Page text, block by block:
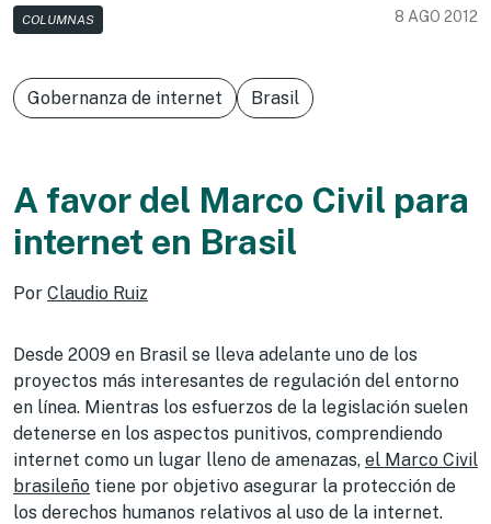
COLUMNAS 8 AGO 2012
Gobernanza de internet Brasil
A favor del Marco Civil para
internet en Brasil
Por Claudio Ruiz
Desde 2009 en Brasil se lleva adelante uno de los
proyectos más interesantes de regulación del entorno
en línea. Mientras los esfuerzos de la legislación suelen
detenerse en los aspectos punitivos, comprendiendo
internet como un lugar lleno de amenazas, el Marco Civil
brasileño tiene por objetivo asegurar la protección de
los derechos humanos relativos al uso de la internet.